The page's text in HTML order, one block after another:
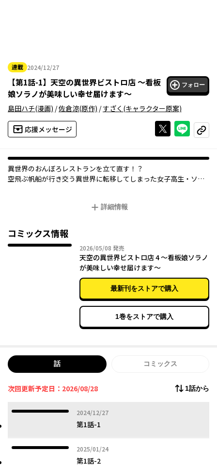
連載 2024/12/27
2024年12月27日
【第1話-1】 天空の異世界ビストロ店 ～看板
娘ソラノが美味しい幸せ届けます～
フォロー
島田ハチ(漫画) /佐倉涼(原作) /すざく (キャラクター原案)
応援メッセージ Xで投稿する
ライン
コピー
異世界のおんぼろレストランを立て直す！？
空飛ぶ帆船が行き交う異世界に転移してしまった女子高生・ソラ
バイタリティで経営改善に挑む！詳細情報
コミックス情報
2026/05/08 2026年05月08日
発売
天空の異世界ビストロ店 4 ～看板娘ソラノ
が美味しい幸せ届けます～
最新刊をストアで購入
1巻をストアで購入
話 コミックス
次回更新予定日：2026/08/28 1話から
2024/12/27
2024年12月27日
第1話-1
2025/01/24
2025年01月24日
第1話-2